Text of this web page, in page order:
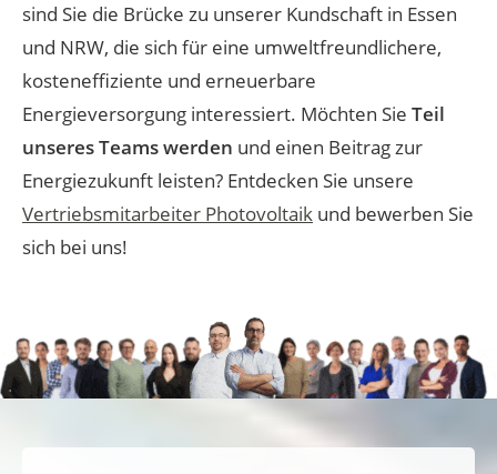
sind Sie die Brücke zu unserer Kundschaft in Essen
und NRW, die sich für eine umweltfreundlichere,
kosteneffiziente und erneuerbare
Energieversorgung interessiert. Möchten Sie Teil
unseres Teams werden und einen Beitrag zur
Energiezukunft leisten? Entdecken Sie unsere
Vertriebsmitarbeiter Photovoltaik und bewerben Sie
sich bei uns!